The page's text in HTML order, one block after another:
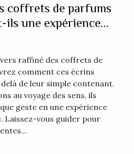
coffrets de parfums
ils une expérience
unique ?
raffiné des coffrets de
comment ces écrins
de leur simple contenant.
au voyage des sens, ils
geste en une expérience
Laissez-vous guider pour